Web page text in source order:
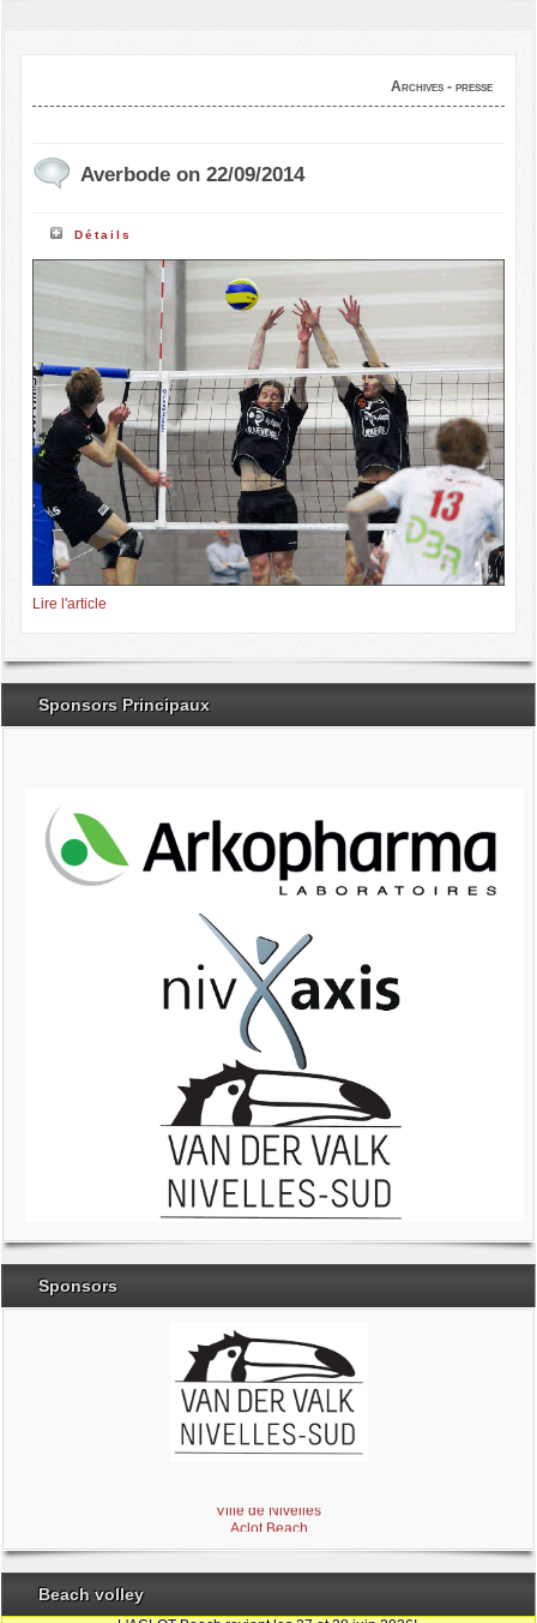
Archives - presse
Averbode on 22/09/2014
Détails
Lire l'article
Sponsors Principaux
Sponsors
Ville de Nivelles
Aclot Beach
Beach volley